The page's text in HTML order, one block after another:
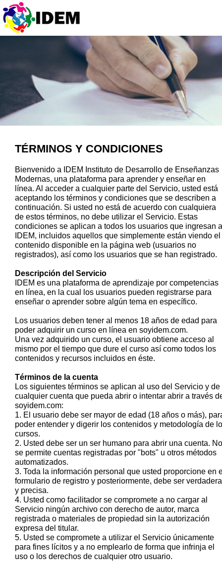
TÉRMINOS Y CONDICIONES
Bienvenido a IDEM Instituto de Desarrollo de Enseñanzas
Modernas, una plataforma para aprender y enseñar en
línea. Al acceder a cualquier parte del Servicio, usted está
aceptando los términos y condiciones que se describen a
continuación. Si usted no está de acuerdo con cualquiera
de estos términos, no debe utilizar el Servicio. Estas
condiciones se aplican a todos los usuarios que ingresan a
IDEM, incluidos aquellos que simplemente están viendo el
contenido disponible en la página web (usuarios no
registrados), así como los usuarios que se han registrado.
Descripción del Servicio
IDEM es una plataforma de aprendizaje por competencias
en línea, en la cual los usuarios pueden registrarse para
enseñar o aprender sobre algún tema en específico.
Los usuarios deben tener al menos 18 años de edad para
poder adquirir un curso en línea en soyidem.com.
Una vez adquirido un curso, el usuario obtiene acceso al
mismo por el tiempo que dure el curso así como todos los
contenidos y recursos incluidos en éste.
Términos de la cuenta
Los siguientes términos se aplican al uso del Servicio y de
cualquier cuenta que pueda abrir o intentar abrir a través
soyidem.com:
1. El usuario debe ser mayor de edad (18 años o más),
poder entender y digerir los contenidos y metodología de
cursos.
2. Usted debe ser un ser humano para abrir una cuenta. No
se permite cuentas registradas por "bots" u otros métodos
automatizados.
3. Toda la información personal que usted proporcione en
formulario de registro y posteriormente, debe ser verdadera
y precisa.
4. Usted como facilitador se compromete a no cargar al
Servicio ningún archivo con derecho de autor, marca
registrada o materiales de propiedad sin la autorización
expresa del titular.
5. Usted se compromete a utilizar el Servicio únicamente
para fines lícitos y a no emplearlo de forma que infrinja el
uso o los derechos de cualquier otro usuario.